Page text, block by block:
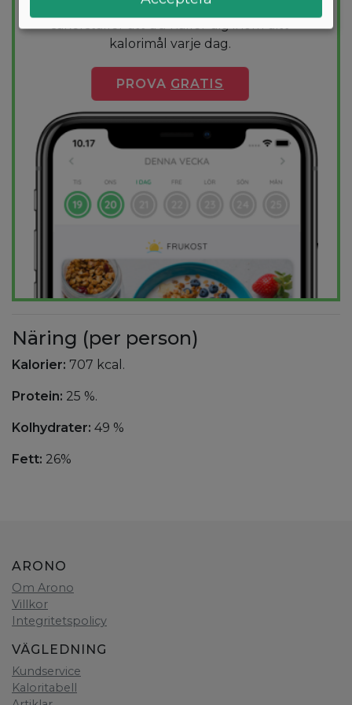
för dig och 1000+ hälsosamma recept
säkerställer att du håller dig inom ditt
kalorimål varje dag.
PROVA GRATIS
Näring (per person)
Kalorier: 707 kcal.
Protein: 25 %.
Kolhydrater: 49 %
Fett: 26%
ARONO
Om Arono
Villkor
Integritetspolicy
VÄGLEDNING
Kundservice
Kaloritabell